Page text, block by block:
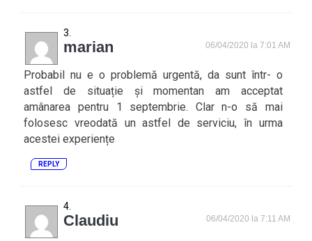
marian 06/04/2020 la 7:01 AM
Probabil nu e o problemă urgentă, da sunt într- o
astfel de situație și momentan am acceptat
amânarea pentru 1 septembrie. Clar n-o să mai
folosesc vreodată un astfel de serviciu, în urma
acestei experiențe
REPLY
Claudiu 06/04/2020 la 7:11 AM